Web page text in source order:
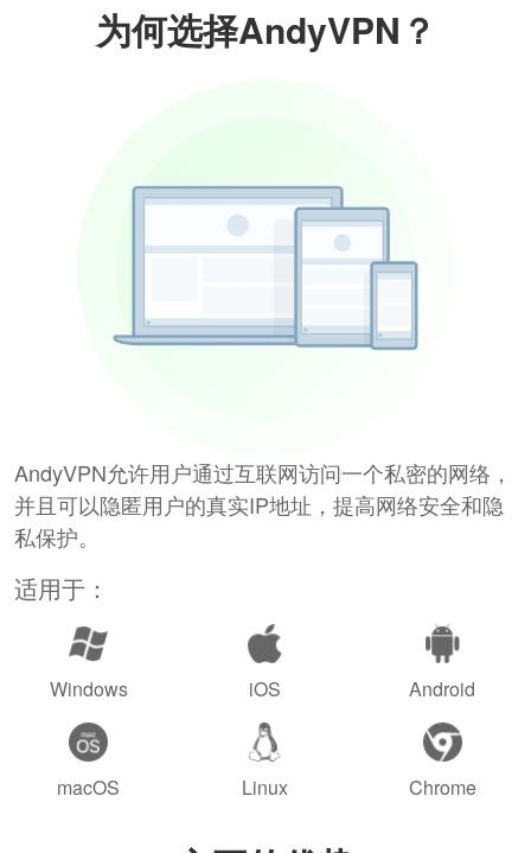
为何选择AndyVPN？
AndyVPN允许用户通过互联网访问一个私密的网络，
并且可以隐匿用户的真实IP地址，提高网络安全和隐
私保护。
适用于：
Windows iOS Android
macOS Linux Chrome